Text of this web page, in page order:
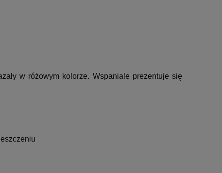
w różowym kolorze. Wspaniale prezentuje się